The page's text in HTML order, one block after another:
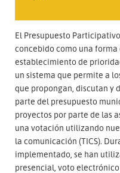
El Presupuesto
concebido como una
establecimiento de
un sistema que permite a
que propongan, discutan y
parte del presupuesto
proyectos por parte de las
una votación utilizando
la comunicación (TICS).
implementado, se han
presencial, voto